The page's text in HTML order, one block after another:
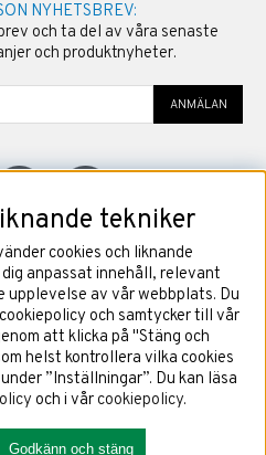
NYHETSBREV:
och ta del av våra senaste
och produktnyheter.
ANMÄLAN
TH Pettersson AB
tekniker
cookies och liknande
anpassat innehåll, relevant
upplevelse av vår webbplats. Du
och samtycker till vår
att klicka på "Stäng och
helst kontrollera vilka cookies
”Inställningar”. Du kan läsa
och i vår cookiepolicy.
Godkänn och stäng